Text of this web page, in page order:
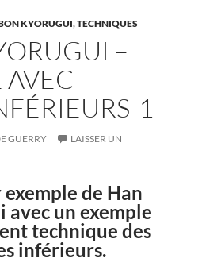
KYORUGUI,TECHNIQUES
–
1
GUERRY
LAISSER UN
de Han
avec un exemple
technique des
inférieurs.